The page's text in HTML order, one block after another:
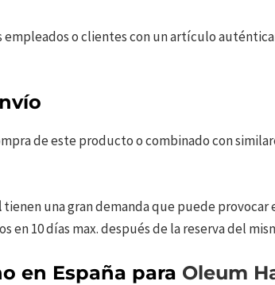
o clientes con un artículo
de este producto o combinado con
tienen una gran demanda que puede provocar
en 10 días max. después de la reserva del
en España para Oleum